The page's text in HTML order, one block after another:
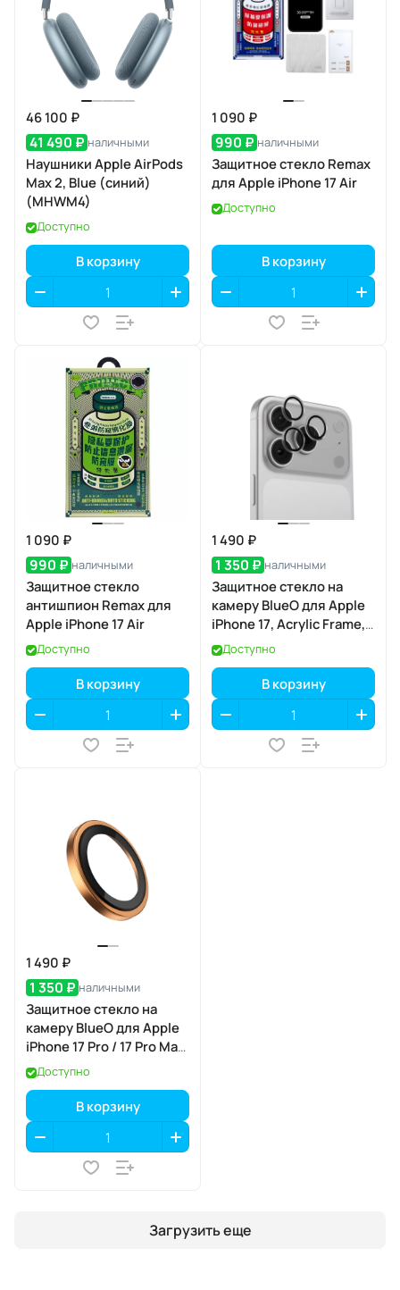
46 100 ₽
41 490 ₽ наличными
Наушники Apple AirPods
Max 2, Blue (синий)
(MHWM4)
Доступно
В корзину
1 090 ₽
990 ₽ наличными
Защитное стекло Remax
для Apple iPhone 17 Air
Доступно
В корзину
1 090 ₽
990 ₽ наличными
Защитное стекло
антишпион Remax для
Apple iPhone 17 Air
Доступно
В корзину
1 490 ₽
1 350 ₽ наличными
Защитное стекло на
камеру BlueO для Apple
iPhone 17, Acrylic Frame,
2 шт., Clear
(прозрачный), с
аппликатором
Доступно
В корзину
1 490 ₽
1 350 ₽ наличными
Защитное стекло на
камеру BlueO для Apple
iPhone 17 Pro / 17 Pro Max,
Aluminium, 3 шт., Orange
(оранжевый), с
аппликатором
Доступно
В корзину
Загрузить еще